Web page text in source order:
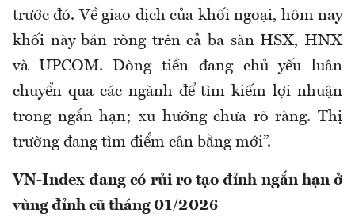
trước đó. Về giao dịch của khối ngoại, hôm nay
khối này bán ròng trên cả ba sàn HSX, HNX
và UPCOM. Dòng tiền đang chủ yếu luân
chuyển qua các ngành để tìm kiếm lợi nhuận
trong ngắn hạn; xu hướng chưa rõ ràng. Thị
trường đang tìm điểm cân bằng mới”.
VN-Index đang có rủi ro tạo đỉnh ngắn hạn ở
vùng đỉnh cũ tháng 01/2026